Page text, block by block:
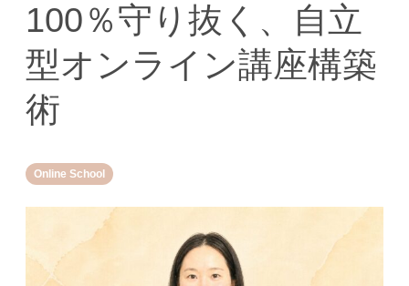
Online School
100％守り抜く、自立
型オンライン講座構築
術